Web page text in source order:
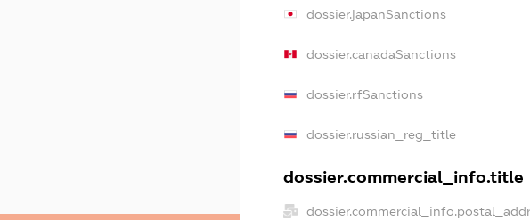
dossier.japanSanctions
dossier.canadaSanctions
dossier.rfSanctions
dossier.russian_reg_title
dossier.commercial_info.title